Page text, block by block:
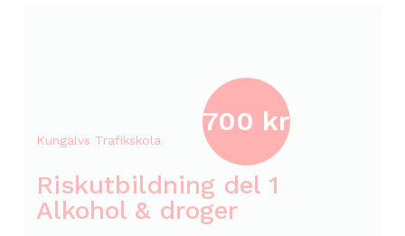
700 kr
Kungälvs Trafikskola
Riskutbildning del 1
Alkohol & droger